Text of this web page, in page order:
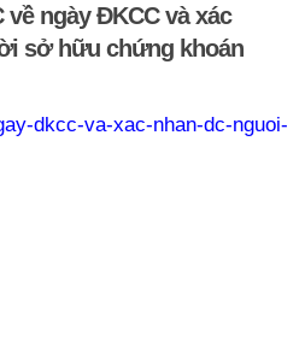
về ngày ĐKCC và xác
sở hữu chứng khoán
dkcc-va-xac-nhan-dc-nguoi-